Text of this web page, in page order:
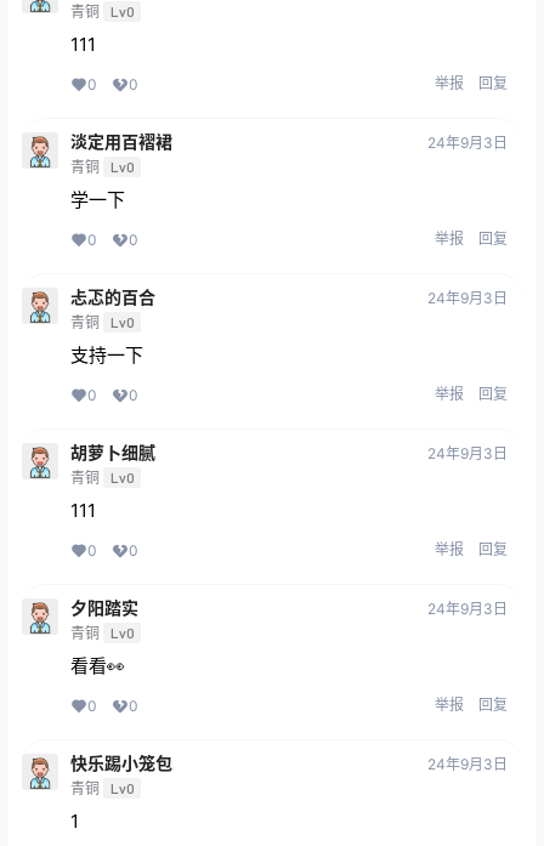
青铜 Lv0
111
0 0 举报 回复
淡定用百褶裙
青铜 Lv0
24年9月3日
学一下
0 0 举报 回复
忐忑的百合
青铜 Lv0
24年9月3日
支持一下
0 0 举报 回复
胡萝卜细腻
青铜 Lv0
24年9月3日
111
0 0 举报 回复
夕阳踏实
青铜 Lv0
24年9月3日
看看👀
0 0 举报 回复
快乐踢小笼包
青铜 Lv0
24年9月3日
1